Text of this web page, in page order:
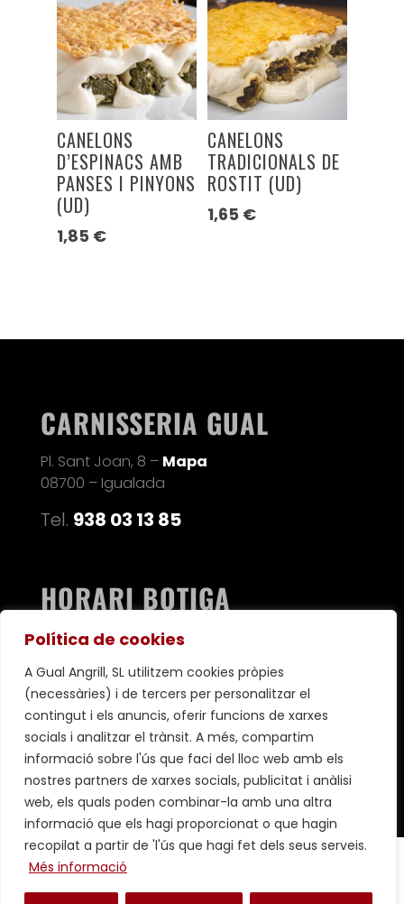
Política de cookies
A Gual Angrill, SL utilitzem cookies pròpies
(necessàries) i de tercers per personalitzar el
contingut i els anuncis, oferir funcions de xarxes
socials i analitzar el trànsit. A més, compartim
informació sobre l'ús que faci del lloc web amb els
nostres partners de xarxes socials, publicitat i anàlisi
web, els quals poden combinar-la amb una altra
informació que els hagi proporcionat o que hagin
recopilat a partir de 'l'ús que hagi fet dels seus serveis.
Més informació
CANELONS
D’ESPINACS AMB
PANSES I PINYONS
(UD)
1,85 €
CANELONS
TRADICIONALS DE
ROSTIT (UD)
1,65 €
CARNISSERIA GUAL
Pl. Sant Joan, 8 – Mapa
08700 – Igualada
Tel. 938 03 13 85
HORARI BOTIGA
Dl a Dv de 8 a 14 i 17-20h
Condicions generals de contractació
|Política de privacitat|Política de cookies|Fet